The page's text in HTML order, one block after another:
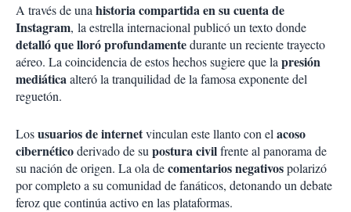
A través de unahistoria compartida en su cuenta de
Instagram, la estrella internacional publicó un texto donde
detalló que lloró profundamentedurante un reciente trayecto
aéreo. La coincidencia de estos hechos sugiere que lapresión
mediáticaalteró la tranquilidad de la famosa exponente del
reguetón.
Losusuarios de internetvinculan este llanto con elacoso
cibernéticoderivado de supostura civilfrente al panorama de
su nación de origen. La ola decomentarios negativospolarizó
por completo a su comunidad de fanáticos, detonando un debate
feroz que continúa activo en las plataformas.